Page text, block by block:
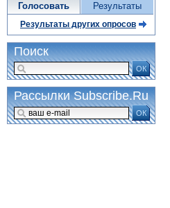
Голосовать Результаты
Результаты других опросов
Поиск
ОК
Рассылки Subscribe.Ru
ОК